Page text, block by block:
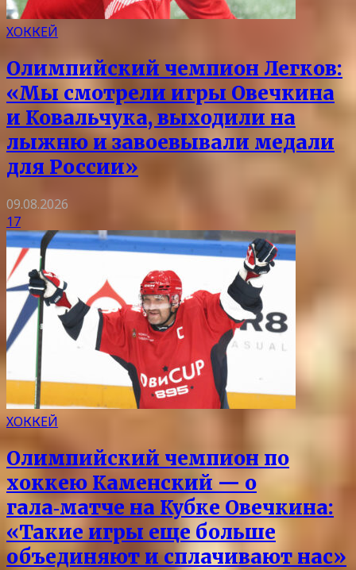
ХОККЕЙ
Олимпийский чемпион Легков:
«Мы смотрели игры Овечкина
и Ковальчука, выходили на
лыжню и завоевывали медали
для России»
09.08.2026
17
ХОККЕЙ
Олимпийский чемпион по
хоккею Каменский — о
гала‑матче на Кубке Овечкина:
«Такие игры еще больше
объединяют и сплачивают нас»